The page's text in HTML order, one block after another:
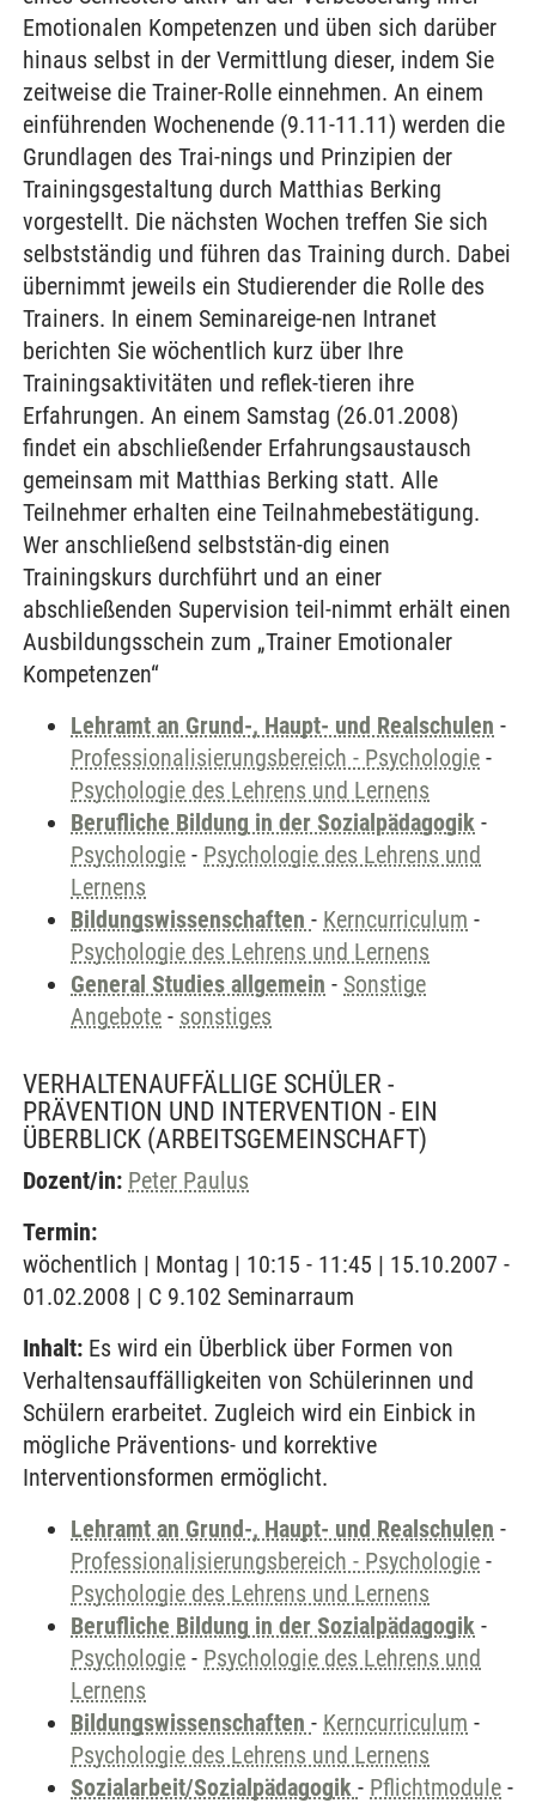
Emotionalen Kompetenzen und üben sich darüber
hinaus selbst in der Vermittlung dieser, indem Sie
zeitweise die Trainer-Rolle einnehmen. An einem
einführenden Wochenende (9.11-11.11) werden die
Grundlagen des Trai-nings und Prinzipien der
Trainingsgestaltung durch Matthias Berking
vorgestellt. Die nächsten Wochen treffen Sie sich
selbstständig und führen das Training durch. Dabei
übernimmt jeweils ein Studierender die Rolle des
Trainers. In einem Seminareige-nen Intranet
berichten Sie wöchentlich kurz über Ihre
Trainingsaktivitäten und reflek-tieren ihre
Erfahrungen. An einem Samstag (26.01.2008)
findet ein abschließender Erfahrungsaustausch
gemeinsam mit Matthias Berking statt. Alle
Teilnehmer erhalten eine Teilnahmebestätigung.
Wer anschließend selbststän-dig einen
Trainingskurs durchführt und an einer
abschließenden Supervision teil-nimmt erhält einen
Ausbildungsschein zum „Trainer Emotionaler
Kompetenzen“
Lehramt an Grund-, Haupt- und Realschulen -
Professionalisierungsbereich - Psychologie -
Psychologie des Lehrens und Lernens
Berufliche Bildung in der Sozialpädagogik -
Psychologie - Psychologie des Lehrens und
Lernens
Bildungswissenschaften - Kerncurriculum -
Psychologie des Lehrens und Lernens
General Studies allgemein - Sonstige
Angebote - sonstiges
VERHALTENAUFFÄLLIGE SCHÜLER -
PRÄVENTION UND INTERVENTION - EIN
ÜBERBLICK (ARBEITSGEMEINSCHAFT)
Dozent/in: Peter Paulus
Termin:
wöchentlich | Montag | 10:15 - 11:45 | 15.10.2007 -
01.02.2008 | C 9.102 Seminarraum
Inhalt: Es wird ein Überblick über Formen von
Verhaltensauffälligkeiten von Schülerinnen und
Schülern erarbeitet. Zugleich wird ein Einbick in
mögliche Präventions- und korrektive
Interventionsformen ermöglicht.
Lehramt an Grund-, Haupt- und Realschulen -
Professionalisierungsbereich - Psychologie -
Psychologie des Lehrens und Lernens
Berufliche Bildung in der Sozialpädagogik -
Psychologie - Psychologie des Lehrens und
Lernens
Bildungswissenschaften - Kerncurriculum -
Psychologie des Lehrens und Lernens
Sozialarbeit/Sozialpädagogik - Pflichtmodule -